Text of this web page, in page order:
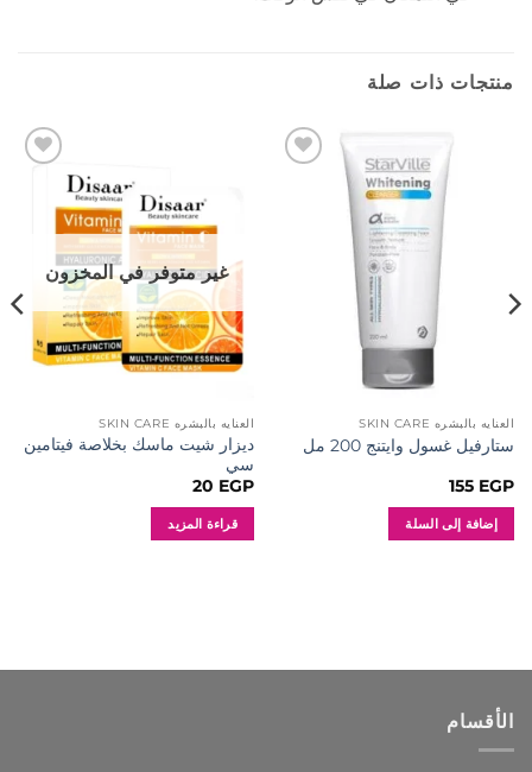
منتجات ذات صلة
العنايه بالبشره SKIN CARE
ستارفيل غسول وايتنج 200 مل
155 EGP
إضافة إلى السلة
المفضلة
غير متوفر في المخزون
العنايه بالبشره SKIN CARE
ديزار شيت ماسك بخلاصة فيتامين
سي
20 EGP
قراءة المزيد
الأقسام